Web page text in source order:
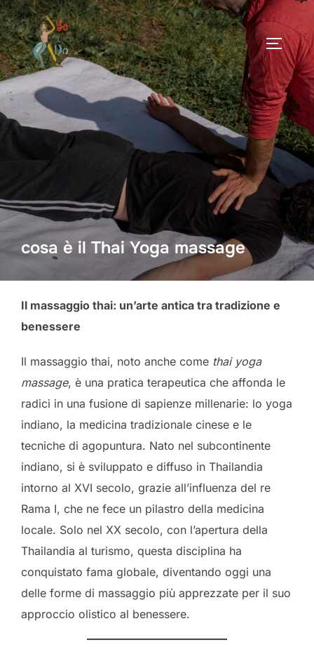
Salta
al
contenuto
APRI/
cosa è il Thai Yoga massage
Il massaggio thai: un’arte antica tra tradizione e
benessere
Il massaggio thai, noto anche come thai yoga
massage, è una pratica terapeutica che affonda le
radici in una fusione di sapienze millenarie: lo yoga
indiano, la medicina tradizionale cinese e le
tecniche di agopuntura. Nato nel subcontinente
indiano, si è sviluppato e diffuso in Thailandia
intorno al XVI secolo, grazie all’influenza del re
Rama I, che ne fece un pilastro della medicina
locale. Solo nel XX secolo, con l’apertura della
Thailandia al turismo, questa disciplina ha
conquistato fama globale, diventando oggi una
delle forme di massaggio più apprezzate per il suo
approccio olistico al benessere.